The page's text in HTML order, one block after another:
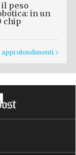
il peso
in un
chip
>